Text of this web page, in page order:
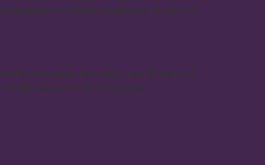
ajudar a melhorar a qualidade do sono da
individuais da criança, usar evidências
Se houver preocupações